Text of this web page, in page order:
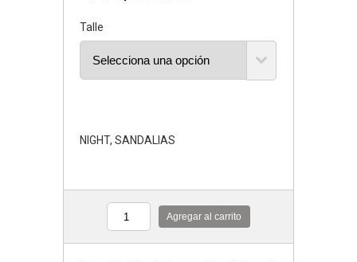
Talle
NIGHT,SANDALIAS
Cantidad Agregar al carrito